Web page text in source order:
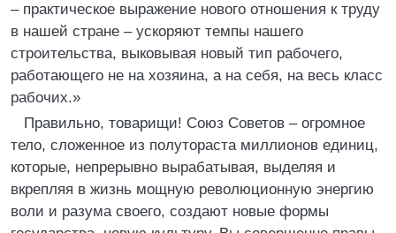
– практическое выражение нового отношения к труду
в нашей стране – ускоряют темпы нашего
строительства, выковывая новый тип рабочего,
работающего не на хозяина, а на себя, на весь класс
рабочих.»
Правильно, товарищи! Союз Советов – огромное
тело, сложенное из полутораста миллионов единиц,
которые, непрерывно вырабатывая, выделяя и
вкрепляя в жизнь мощную революционную энергию
воли и разума своего, создают новые формы